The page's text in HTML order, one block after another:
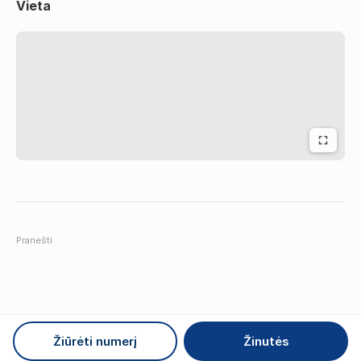
Vieta
Pranešti
Žiūrėti numerį Žinutės